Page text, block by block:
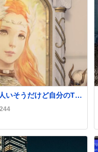
いそうだけど自分のTL